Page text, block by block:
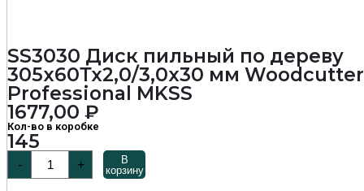
SS3030 Диск пильный по дереву
305х60Тх2,0/3,0х30 мм Woodcutter
Professional MKSS
1677,00 ₽
Кол-во в коробке
145
-
товара
SS3030
+
В
корзину